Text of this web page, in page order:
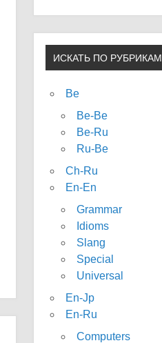
ИСКАТЬ ПО РУБРИКАМ
Be
Be-Be
Be-Ru
Ru-Be
Ch-Ru
En-En
Grammar
Idioms
Slang
Special
Universal
En-Jp
En-Ru
Computers